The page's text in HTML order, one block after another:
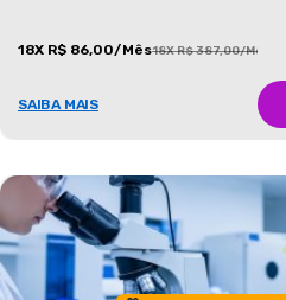
18X R$ 86,00/Mês18X R$ 387,00/Mês
SAIBA MAIS